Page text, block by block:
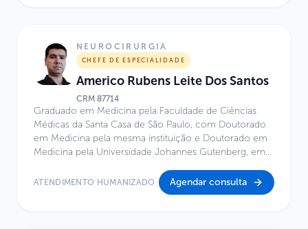
Endovascular. MD, PhD.
NEUROCIRURGIA
CHEFE DE ESPECIALIDADE
Americo Rubens Leite Dos Santos
CRM 87714
Graduado em Medicina pela Faculdade de Ciências
Médicas da Santa Casa de São Paulo, com Doutorado
em Medicina pela mesma instituição e Doutorado em
Medicina pela Universidade Johannes Gutenberg, em
na Irmandade da Santa Casa de Misericórdia de São
Paulo. É Professor Assistente da Faculdade de Ciências
ATENDIMENTO HUMANIZADO Agendar consulta